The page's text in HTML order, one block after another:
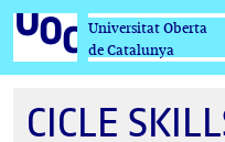
Universitat Oberta
de Catalunya
CICLE